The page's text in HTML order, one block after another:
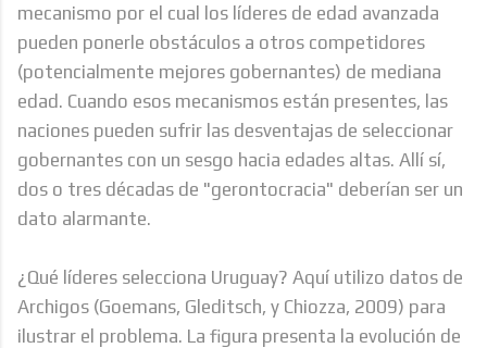
mecanismo por el cual los líderes de edad avanzada
pueden ponerle obstáculos a otros competidores
(potencialmente mejores gobernantes) de mediana
edad. Cuando esos mecanismos están presentes, las
naciones pueden sufrir las desventajas de seleccionar
gobernantes con un sesgo hacia edades altas. Allí sí,
dos o tres décadas de "gerontocracia" deberían ser un
dato alarmante.
¿Qué líderes selecciona Uruguay? Aquí utilizo datos de
Archigos (Goemans, Gleditsch, y Chiozza, 2009) para
ilustrar el problema. La figura presenta la evolución de